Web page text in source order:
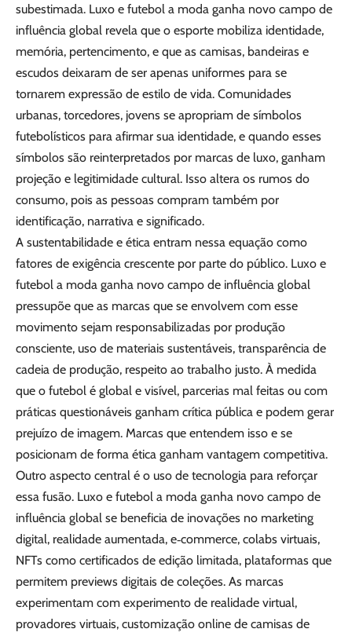
subestimada. Luxo e futebol a moda ganha novo campo de
influência global revela que o esporte mobiliza identidade,
memória, pertencimento, e que as camisas, bandeiras e
escudos deixaram de ser apenas uniformes para se
tornarem expressão de estilo de vida. Comunidades
urbanas, torcedores, jovens se apropriam de símbolos
futebolísticos para afirmar sua identidade, e quando esses
símbolos são reinterpretados por marcas de luxo, ganham
projeção e legitimidade cultural. Isso altera os rumos do
consumo, pois as pessoas compram também por
identificação, narrativa e significado.
A sustentabilidade e ética entram nessa equação como
fatores de exigência crescente por parte do público. Luxo e
futebol a moda ganha novo campo de influência global
pressupõe que as marcas que se envolvem com esse
movimento sejam responsabilizadas por produção
consciente, uso de materiais sustentáveis, transparência de
cadeia de produção, respeito ao trabalho justo. À medida
que o futebol é global e visível, parcerias mal feitas ou com
práticas questionáveis ganham crítica pública e podem gerar
prejuízo de imagem. Marcas que entendem isso e se
posicionam de forma ética ganham vantagem competitiva.
Outro aspecto central é o uso de tecnologia para reforçar
essa fusão. Luxo e futebol a moda ganha novo campo de
influência global se beneficia de inovações no marketing
digital, realidade aumentada, e‑commerce, colabs virtuais,
NFTs como certificados de edição limitada, plataformas que
permitem previews digitais de coleções. As marcas
experimentam com experimento de realidade virtual,
provadores virtuais, customização online de camisas de